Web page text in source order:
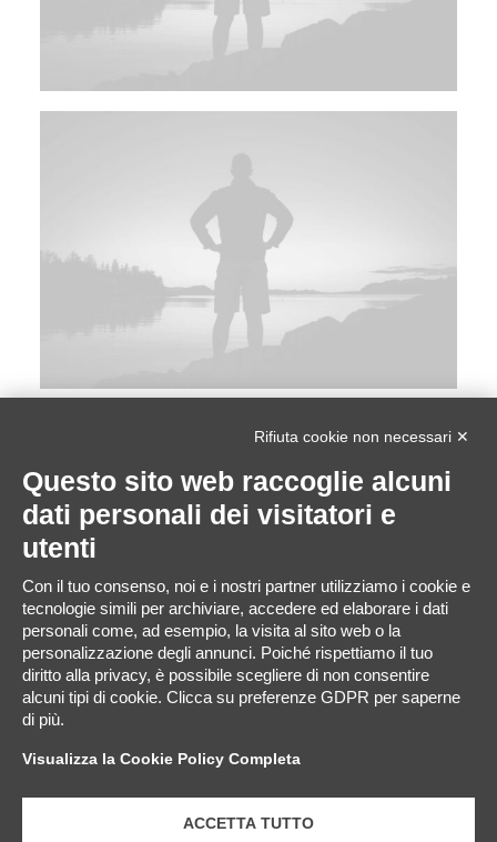
Rifiuta cookie non necessari ✕
Questo sito web raccoglie alcuni
dati personali dei visitatori e
utenti
Con il tuo consenso, noi e i nostri partner utilizziamo i cookie e
tecnologie simili per archiviare, accedere ed elaborare i dati
personali come, ad esempio, la visita al sito web o la
personalizzazione degli annunci. Poiché rispettiamo il tuo
diritto alla privacy, è possibile scegliere di non consentire
alcuni tipi di cookie. Clicca su preferenze GDPR per saperne
di più.
Visualizza la Cookie Policy Completa
ACCETTA TUTTO